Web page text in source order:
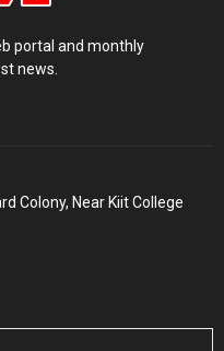
portal and monthly
news.
Colony, Near Kiit College